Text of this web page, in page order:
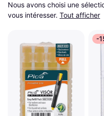
Nous avons choisi une
vous intéresser. Tout afficher
-